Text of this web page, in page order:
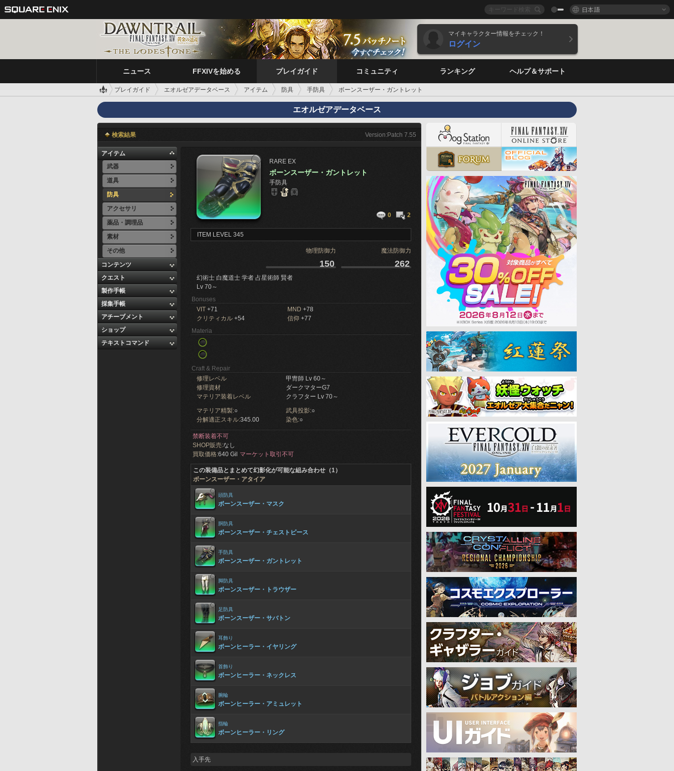
日本語
マイキャラクター情報をチェック！
ログイン
ニュース FFXIVを始める プレイガイド コミュニティ ランキング ヘルプ＆サポート
プレイガイド エオルゼアデータベース アイテム 防具 手防具 ボーンスーザー・ガントレット
エオルゼアデータベース
検索結果 Version:Patch 7.55
アイテム
武器
道具
防具
アクセサリ
薬品・調理品
素材
その他
コンテンツ
クエスト
製作手帳
採集手帳
アチーブメント
ショップ
テキストコマンド
RARE EX
ボーンスーザー・ガントレット
手防具
0 2
ITEM LEVEL 345
物理防御力 魔法防御力
150 262
幻術士 白魔道士 学者 占星術師 賢者
Lv 70～
Bonuses
VIT +71 MND +78
クリティカル +54 信仰 +77
Materia
Craft & Repair
修理レベル
甲冑師 Lv 60～
修理資材
ダークマターG7
マテリア装着レベル
クラフター Lv 70～
マテリア精製:○ 武具投影:○
分解適正スキル:345.00 染色:○
禁断装着不可
SHOP販売:なし
買取価格:640 Gil マーケット取引不可
この装備品とまとめて幻影化が可能な組み合わせ（1）
ボーンスーザー・アタイア
頭防具
ボーンスーザー・マスク
胴防具
ボーンスーザー・チェストピース
手防具
ボーンスーザー・ガントレット
脚防具
ボーンスーザー・トラウザー
足防具
ボーンスーザー・サバトン
耳飾り
ボーンヒーラー・イヤリング
首飾り
ボーンヒーラー・ネックレス
腕輪
ボーンヒーラー・アミュレット
指輪
ボーンヒーラー・リング
入手先